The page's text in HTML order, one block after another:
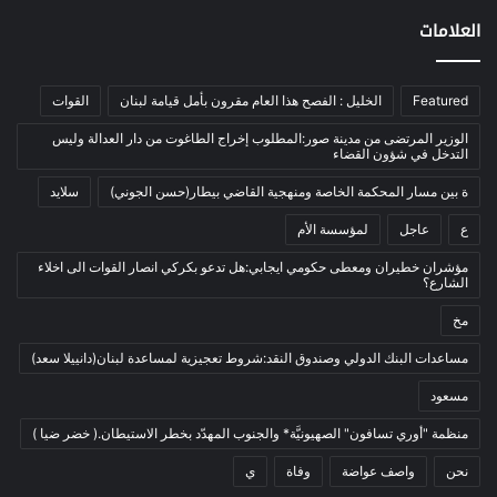
بيئة
(1٬228)
أدب وشعر
بروفايل
تربية وتعليم
(73)
فلسفة
فنون
العلامات
Featured الخليل : الفصح هذا العام مقرون بأمل قيامة لبنان القوات
الوزير المرتضى من مدينة صور:المطلوب إخراج الطاغوت من دار العدالة وليس
التدخل في شؤون القضاء
ة بين مسار المحكمة الخاصة ومنهجية القاضي بيطار(حسن الجوني) سلايد
ع عاجل لمؤسسة الأم
مؤشران خطيران ومعطى حكومي ايجابي:هل تدعو بكركي انصار القوات الى اخلاء
الشارع؟
مخ
مساعدات البنك الدولي وصندوق النقد:شروط تعجيزية لمساعدة لبنان(دانييلا سعد)
مسعود
منظمة "أوري تسافون" الصهيونيَّة* والجنوب المهدّد بخطر الاستيطان.( خضر ضيا )
نحن واصف عواضة وفاة ي